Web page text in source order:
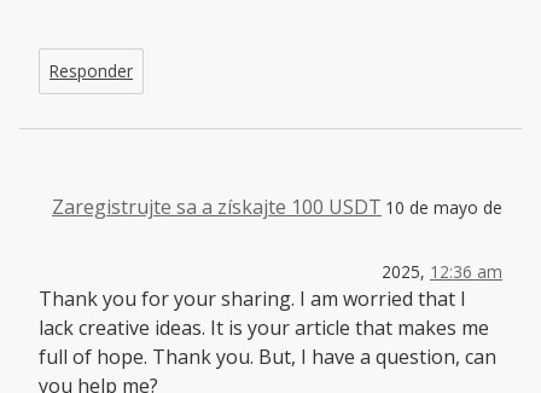
Responder
Zaregistrujte sa a získajte 100 USDT 10 de mayo de
2025, 12:36 am
Thank you for your sharing. I am worried that I
lack creative ideas. It is your article that makes me
full of hope. Thank you. But, I have a question, can
you help me?